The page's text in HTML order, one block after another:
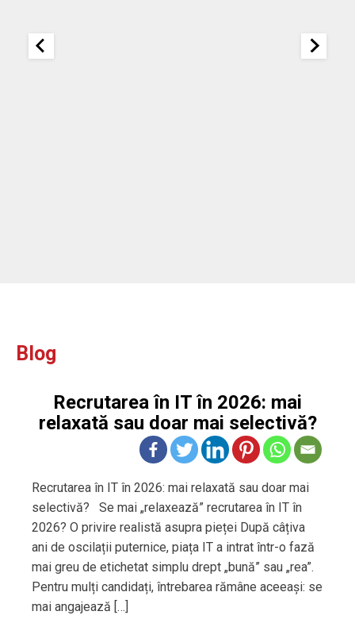
Blog
Recrutarea în IT în 2026: mai
relaxată sau doar mai selectivă?
Recrutarea în IT în 2026: mai relaxată sau doar mai
selectivă? Se mai „relaxează” recrutarea în IT în
2026? O privire realistă asupra pieței După câțiva
ani de oscilații puternice, piața IT a intrat într-o fază
mai greu de etichetat simplu drept „bună” sau „rea”.
Pentru mulți candidați, întrebarea rămâne aceeași: se
mai angajează […]